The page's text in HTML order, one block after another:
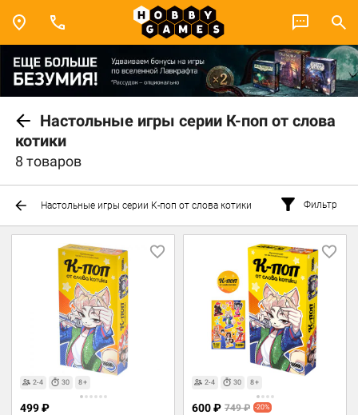
Настольные игры серии К-поп от слова
котики
8 товаров
Настольные игры серии К-поп от слова котики Фильтр
2-4 30 8+
499 ₽
2-4 30 8+
600 ₽ 749 ₽ -20%